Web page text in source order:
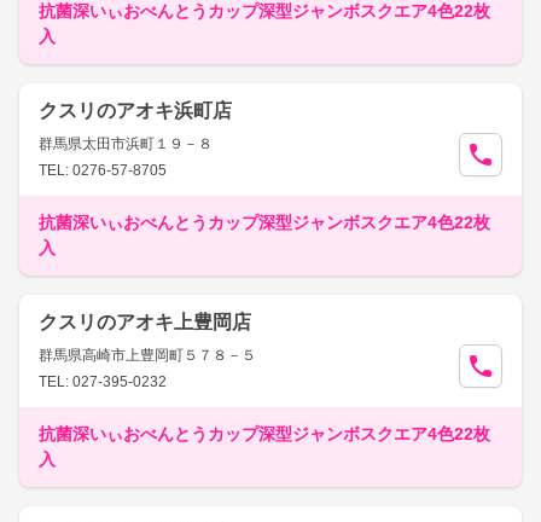
抗菌深いぃおべんとうカップ深型ジャンボスクエア4色22枚
入
クスリのアオキ浜町店
群馬県太田市浜町１９－８
TEL: 0276-57-8705
抗菌深いぃおべんとうカップ深型ジャンボスクエア4色22枚
入
クスリのアオキ上豊岡店
群馬県高崎市上豊岡町５７８－５
TEL: 027-395-0232
抗菌深いぃおべんとうカップ深型ジャンボスクエア4色22枚
入